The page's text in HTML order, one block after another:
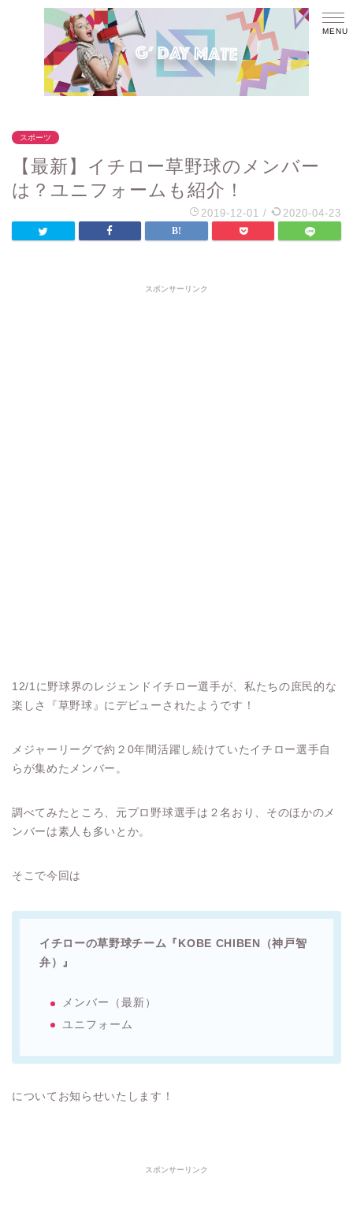
スポーツ
【最新】イチロー草野球のメンバー
は？ユニフォームも紹介！
2019-12-01 / 2020-04-23
スポンサーリンク
12/1に野球界のレジェンドイチロー選手が、私たちの庶民的な
楽しさ『草野球』にデビューされたようです！
メジャーリーグで約２0年間活躍し続けていたイチロー選手自
らが集めたメンバー。
調べてみたところ、元プロ野球選手は２名おり、そのほかのメ
ンバーは素人も多いとか。
そこで今回は
イチローの草野球チーム『KOBE CHIBEN（神戸智
弁）』
メンバー（最新）
ユニフォーム
についてお知らせいたします！
スポンサーリンク